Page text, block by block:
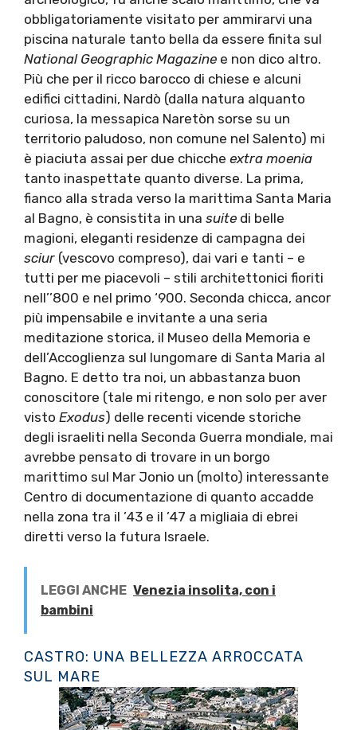
obbligatoriamente visitato per ammirarvi una
piscina naturale tanto bella da essere finita sul
National Geographic Magazine e non dico altro.
Più che per il ricco barocco di chiese e alcuni
edifici cittadini, Nardò (dalla natura alquanto
curiosa, la messapica Naretòn sorse su un
territorio paludoso, non comune nel Salento) mi
è piaciuta assai per due chicche extra moenia
tanto inaspettate quanto diverse. La prima,
fianco alla strada verso la marittima Santa Maria
al Bagno, è consistita in una suite di belle
magioni, eleganti residenze di campagna dei
sciur (vescovo compreso), dai vari e tanti – e
tutti per me piacevoli – stili architettonici fioriti
nell’’800 e nel primo ‘900. Seconda chicca, ancor
più impensabile e invitante a una seria
meditazione storica, il Museo della Memoria e
dell’Accoglienza sul lungomare di Santa Maria al
Bagno. E detto tra noi, un abbastanza buon
conoscitore (tale mi ritengo, e non solo per aver
visto Exodus) delle recenti vicende storiche
degli israeliti nella Seconda Guerra mondiale, mai
avrebbe pensato di trovare in un borgo
marittimo sul Mar Jonio un (molto) interessante
Centro di documentazione di quanto accadde
nella zona tra il ’43 e il ’47 a migliaia di ebrei
diretti verso la futura Israele.
LEGGI ANCHE Venezia insolita, con i
bambini
CASTRO: UNA BELLEZZA ARROCCATA
SUL MARE